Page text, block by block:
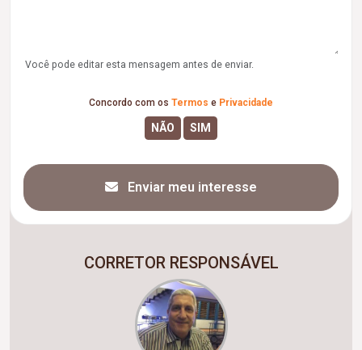
Você pode editar esta mensagem antes de enviar.
Concordo com os Termos e Privacidade
Enviar meu interesse
CORRETOR RESPONSÁVEL